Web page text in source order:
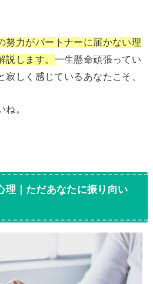
努力がパートナーに届かない理
説します。 一生懸命頑張ってい
しく感じているあなたこそ、
。
理｜ただあなたに振り向い